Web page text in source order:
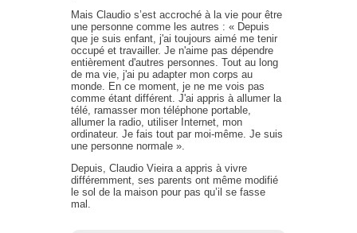
Mais Claudio s’est accroché à la vie pour être
une personne comme les autres : « Depuis
que je suis enfant, j'ai toujours aimé me tenir
occupé et travailler. Je n'aime pas dépendre
entièrement d'autres personnes. Tout au long
de ma vie, j'ai pu adapter mon corps au
monde. En ce moment, je ne me vois pas
comme étant différent. J'ai appris à allumer la
télé, ramasser mon téléphone portable,
allumer la radio, utiliser Internet, mon
ordinateur. Je fais tout par moi-même. Je suis
une personne normale ».
Depuis, Claudio Vieira a appris à vivre
différemment, ses parents ont même modifié
le sol de la maison pour pas qu’il se fasse
mal.